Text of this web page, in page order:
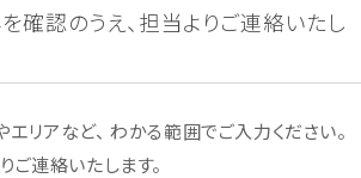
確認のうえ、担当よりご連絡いたし
リアなど、 わかる範囲でご入力ください。
ご連絡いたします。